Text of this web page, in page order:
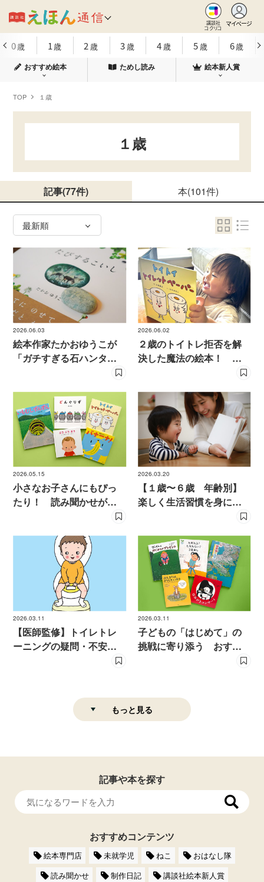
講談社
コクリコ
マイページ
0歳 1歳 2 歳 3歳 4歳 5歳 6歳
おすすめ絵本 ためし読み 絵本新人賞
TOP １歳
１歳
記事(77件) 本(101件)
2026.06.03
絵本作家たかおゆうこが
「ガチすぎる石ハンタ
ー」ぶりを公開！ 集ま
人”になったお茶会に潜入
レポート
2026.06.02
２歳のトイトレ拒否を解
決した魔法の絵本！ ト
イレが怖い、座れない子
仲間たち」
2026.05.15
小さなお子さんにもぴっ
たり！ 読み聞かせが盛
り上がる リズミカルな
2026.03.20
【１歳〜６歳 年齢別】
楽しく生活習慣を身につ
けられる絵本６選をご紹
2026.03.11
【医師監修】トイレトレ
ーニングの疑問・不安に
2026.03.11
子どもの「はじめて」の
挑戦に寄り添う おすす
もっと見る
記事や本を探す
おすすめコンテンツ
絵本専門店 未就学児 ねこ
おはなし隊
読み聞かせ
制作日記 講談社絵本新人賞